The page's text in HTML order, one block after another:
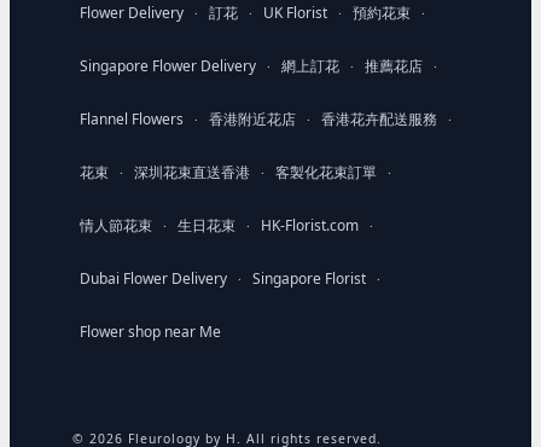
Flower Delivery · 訂花 · UK Florist · 預約花束 ·
Singapore Flower Delivery · 網上訂花 · 推薦花店 ·
Flannel Flowers · 香港附近花店 · 香港花卉配送服務 ·
花束 · 深圳花束直送香港 · 客製化花束訂單 ·
情人節花束 · 生日花束 · HK-Florist.com ·
Dubai Flower Delivery · Singapore Florist ·
Flower shop near Me
© 2026 Fleurology by H. All rights reserved.